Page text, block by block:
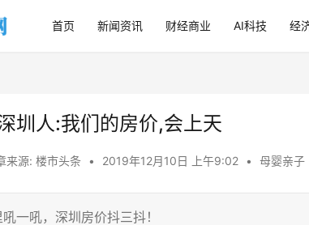
首页 新闻资讯 财经商业 AI科技 经
圳人:我们的房价,会上天
来源: 楼市头条 • 2019年12月10日 上午9:02 • 母婴亲子
一吼，深圳房价抖三抖！